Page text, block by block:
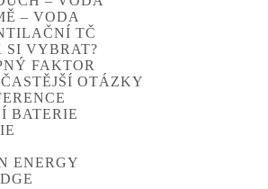
– VODA
TČ
SI VYBRAT?
FAKTOR
OTÁZKY
BATERIE
ENERGY